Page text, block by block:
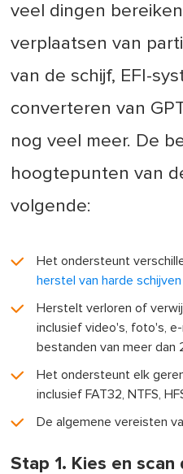
veel dingen
verplaatsen van
van de schijf, EFI-
converteren van
nog veel meer. De
hoogtepunten van
volgende:
Het ondersteunt
herstel van harde schijven
Herstelt verloren of
inclusief video's, foto's,
bestanden van meer dan
Het ondersteunt elk
inclusief FAT32, NTFS,
De algemene vereisten
Stap 1. Kies en